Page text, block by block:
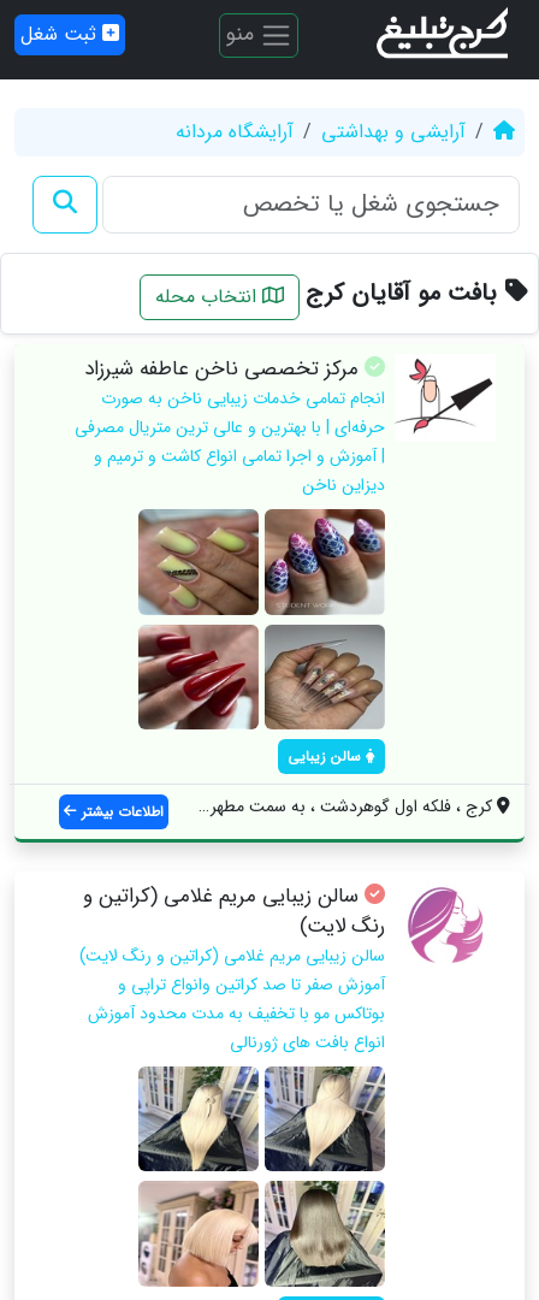
منو ثبت شغل
آرایشی و بهداشتی آرایشگاه مردانه
بافت مو آقایان کرج انتخاب محله
مرکز تخصصی ناخن عاطفه شیرزاد
انجام تمامی خدمات زیبایی ناخن به صورت
حرفه‌ای | با بهترین و عالی ترین متریال مصرفی
| آموزش و اجرا تمامی انواع کاشت و ترمیم و
دیزاین ناخن
سالن زیبایی
کرج ، فلکه اول گوهردشت ، به سمت مطهری ، ... اطلاعات بیشتر
سالن زیبایی مریم غلامی (کراتین و
رنگ لایت)
سالن زیبایی مریم غلامی (کراتین و رنگ لایت)
آموزش صفر تا صد كراتين وانواع تراپي و
بوتاكس مو با تخفيف به مدت محدود آموزش
انواع بافت هاي ژورنالي